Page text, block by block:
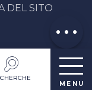
MENU
DEL SITO